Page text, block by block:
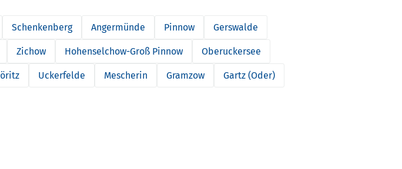
Schenkenberg Angermünde Pinnow Gerswalde
Zichow Hohenselchow-Groß Pinnow Oberuckersee
Uckerfelde Mescherin Gramzow Gartz (Oder)